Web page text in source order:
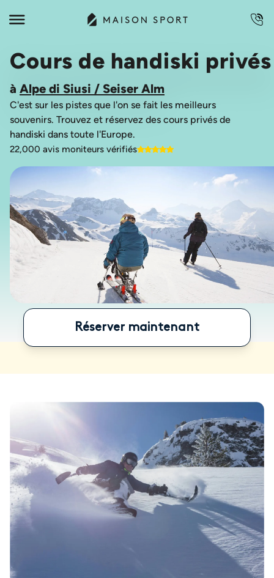
Cours de handiski privés
à Alpe di Siusi / Seiser Alm
C'est sur les pistes que l'on se fait les meilleurs
souvenirs. Trouvez et réservez des cours privés de
22,000 avis moniteurs vérifiés
Réserver maintenant